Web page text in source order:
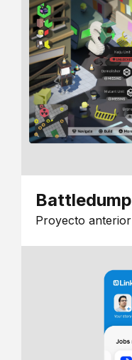
Battledump
Proyecto anterior